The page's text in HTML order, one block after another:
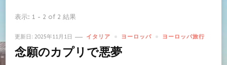
表示: 1 - 2 of 2 結果
更新日: 2025年11月1日 イタリア ヨーロッパ ヨーロッパ旅行
念願のカプリで悪夢